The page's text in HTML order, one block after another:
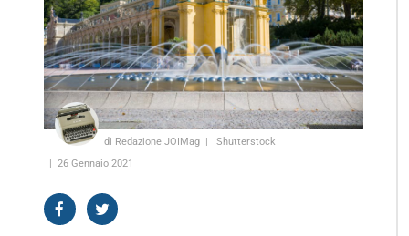
di Redazione JOIMag
Shutterstock
26 Gennaio 2021